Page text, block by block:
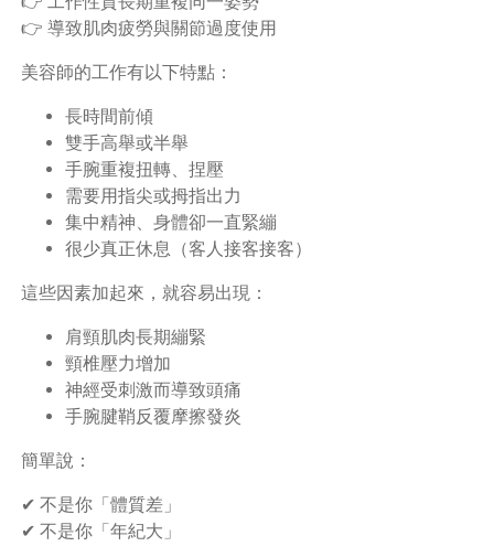
👉 導致肌肉疲勞與關節過度使用
美容師的工作有以下特點：
長時間前傾
雙手高舉或半舉
手腕重複扭轉、捏壓
需要用指尖或拇指出力
集中精神、身體卻一直緊繃
很少真正休息（客人接客接客）
這些因素加起來，就容易出現：
肩頸肌肉長期繃緊
頸椎壓力增加
神經受刺激而導致頭痛
手腕腱鞘反覆摩擦發炎
簡單說：
✔ 不是你「體質差」
✔ 不是你「年紀大」